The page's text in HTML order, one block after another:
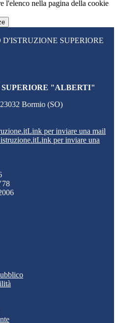
l'elenco nella pagina della cookie
D'ISTRUZIONE SUPERIORE
"ALBERTI"
Bormio (SO)
Link per inviare una mail
Link per inviare una